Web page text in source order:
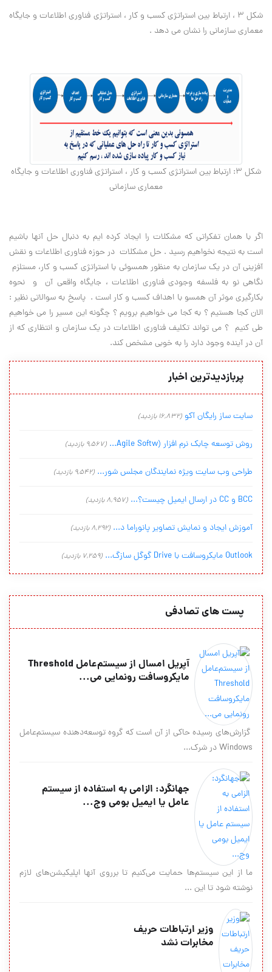
شکل 3 ، ارتباط بین استراتژی کسب و کار ، استراتژی فناوری اطلاعات و جایگاه
معماری سازمانی را نشان می دهد .
شکل 3: ارتباط بین استراتژی کسب و کار ، استراتژی فناوری اطلاعات و جایگاه
معماری سازمانی
اگر با همان تفکراتی که مشکلات را ایجاد کرده ایم به دنبال حل آنها باشیم
است به نتیجه نخواهیم رسید . حل مشکلات در حوزه فناوری اطلاعات و نقش
آفزینی آن در یک سازمان به منظور همسوئی با استراتژی کسب و کار، مستلزم
نگاهی نو به فلسفه وجودی فناوری اطلاعات ، جایگاه واقعی آن و نحوه
بکارگیری موثر آن همسو با اهداف کسب و کار است . پاسخ به سوالاتی نظیر :
الان کجا هستیم ؟ به کجا می خواهیم برویم ؟ چگونه این مسیر را می خواهیم
طی کنیم ؟ می تواند تکلیف فناوری اطلاعات در یک سازمان و انتظاری که از
آن در آینده وجود دارد را به خوبی مشخص کند.
پربازدیدترین اخبار
سایت ساز رایگان آکو (16,832 بازدید)
روش توسعه چابک نرم افزار (Agile Softw... (9,567 بازدید)
طراحی وب سایت ویژه نمایندگان مجلس شور... (9,542 بازدید)
BCC و CC در ارسال ایمیل چیست؟... (8,957 بازدید)
آموزش ایجاد و نمایش تصاویر پانوراما د... (8,292 بازدید)
Outlook مایکروسافت با Drive گوگل سازگ... (7,259 بازدید)
پست های تصادفی
آپریل امسال از سیستم‌عامل Threshold
مایکروسافت رونمایی می...
گزارش‌های رسیده حاکی از آن است که گروه توسعه‌دهنده سیستم‌عامل
Windows در شرک...
جهانگرد: الزامی به استفاده از سیستم
عامل یا ایمیل بومی وج...
ما از این سیستم‌ها حمایت می‌کنیم تا برروی آنها اپلیکیشن‌های لازم
نوشته شود تا این ...
وزیر ارتباطات حریف
مخابرات نشد